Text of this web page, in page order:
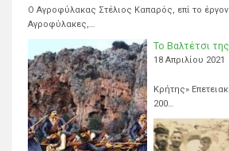
Ο Αγροφύλακας Στέλιος Καπαρός, επί το
Αγροφύλακες,…
Το Βαλτέτσι
18 Απριλίου 2021
«Το
Κρήτης»
200…